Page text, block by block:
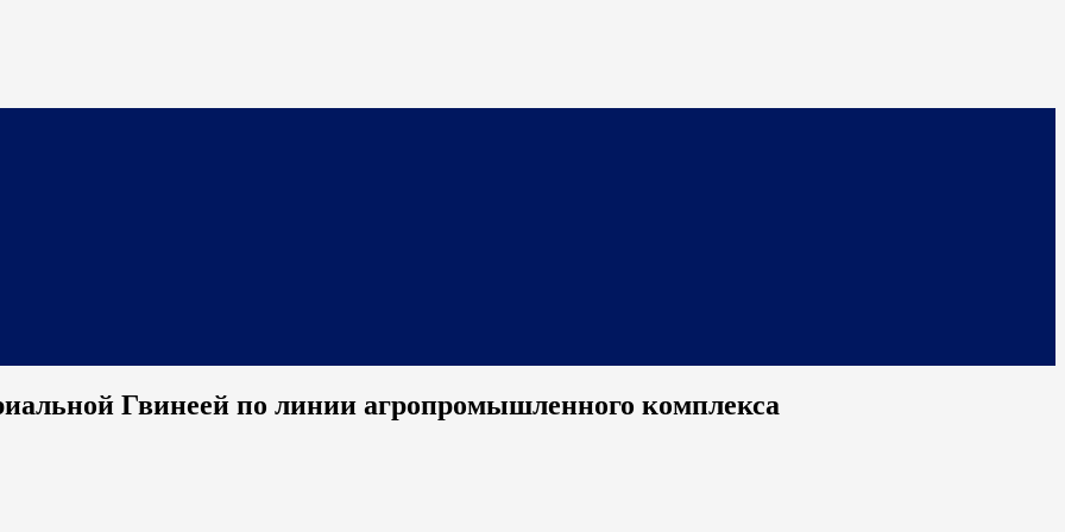
Гвинеей по линии агропромышленного комплекса